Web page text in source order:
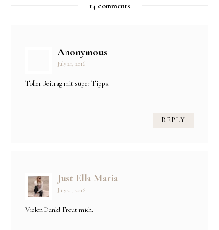
14 comments
Anonymous
July 21, 2016
Toller Beitrag mit super Tipps.
REPLY
Just Ella Maria
July 21, 2016
Vielen Dank! Freut mich.